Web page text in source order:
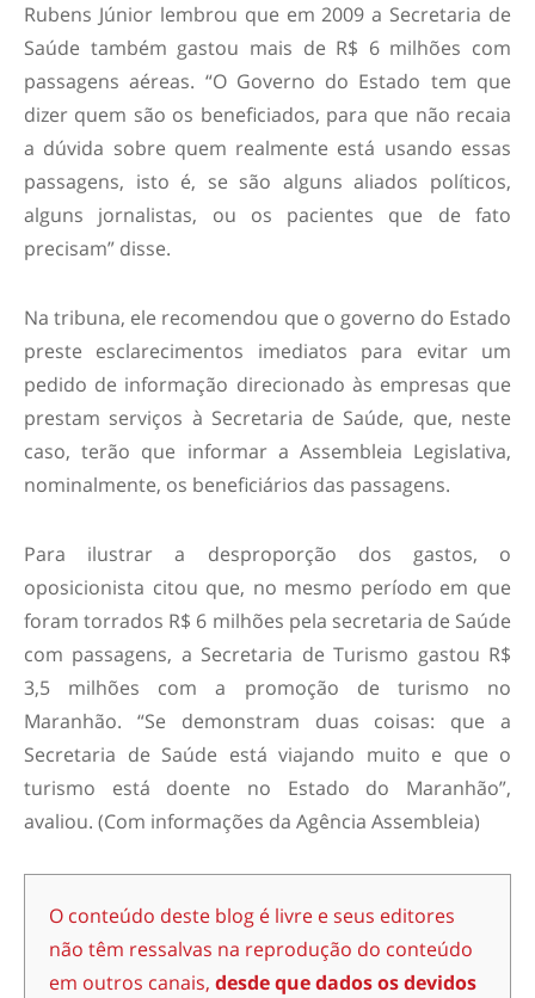
Rubens Júnior lembrou que em 2009 a Secretaria de
Saúde também gastou mais de R$ 6 milhões com
passagens aéreas. “O Governo do Estado tem que
dizer quem são os beneficiados, para que não recaia
a dúvida sobre quem realmente está usando essas
passagens, isto é, se são alguns aliados políticos,
alguns jornalistas, ou os pacientes que de fato
precisam” disse.
Na tribuna, ele recomendou que o governo do Estado
preste esclarecimentos imediatos para evitar um
pedido de informação direcionado às empresas que
prestam serviços à Secretaria de Saúde, que, neste
caso, terão que informar a Assembleia Legislativa,
nominalmente, os beneficiários das passagens.
Para ilustrar a desproporção dos gastos, o
oposicionista citou que, no mesmo período em que
foram torrados R$ 6 milhões pela secretaria de Saúde
com passagens, a Secretaria de Turismo gastou R$
3,5 milhões com a promoção de turismo no
Maranhão. “Se demonstram duas coisas: que a
Secretaria de Saúde está viajando muito e que o
turismo está doente no Estado do Maranhão”,
avaliou. (Com informações da Agência Assembleia)
O conteúdo deste blog é livre e seus editores
não têm ressalvas na reprodução do conteúdo
em outros canais, desde que dados os devidos